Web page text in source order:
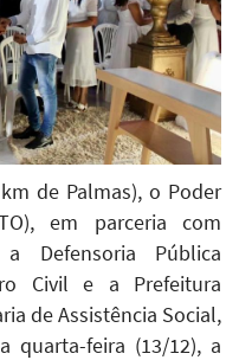
de Palmas), o Poder
em parceria com
Defensoria Pública
Civil e a Prefeitura
de Assistência Social,
quarta-feira (13/12), a